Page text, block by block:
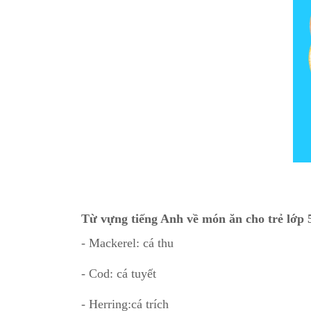
Từ vựng tiếng Anh về món ăn cho trẻ lớp
- Mackerel: cá thu
- Cod: cá tuyết
- Herring:cá trích